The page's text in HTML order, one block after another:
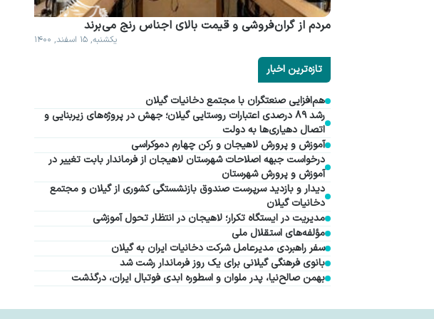
مردم از گران فروشی و قیمت بالای اجناس رنج می برند
یکشنبه, ۱۵ اسفند, ۱۴۰۰
تازه‌ترین اخبار
هم‌افزایی صنعتگران با مجتمع دخانیات گیلان
رشد ۸۹ درصدی اعتبارات روستایی گیلان؛ جهش در پروژه‌های زیربنایی و
اتصال دهیاری‌ها به دولت
آموزش و پرورش لاهیجان و رکن چهارم دموکراسی
درخواست جبهه اصلاحات شهرستان لاهیجان از فرماندار بابت تغییر در
آموزش و پرورش شهرستان
دیدار و بازدید سرپرست صندوق بازنشستگی کشوری از گیلان و مجتمع
دخانیات گیلان
مدیریت در ایستگاه تکرار؛ لاهیجان در انتظار تحول آموزشی
مؤلفه‌های استقلال ملی
سفر راهبردی مدیرعامل شرکت دخانیات ایران به گیلان
بانوی فرهنگی گیلانی برای یک روز فرماندار رشت شد
بهمن صالح‌نیا، پدر ملوان و اسطوره ابدی فوتبال ایران، درگذشت